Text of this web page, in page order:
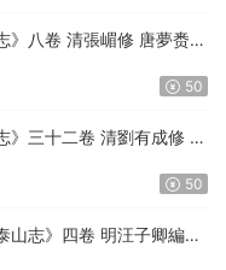
》八卷 清張嵋修 唐夢赉纂
50
》三十二卷 清劉有成修 安
50
山志》四卷 明汪子卿編撰